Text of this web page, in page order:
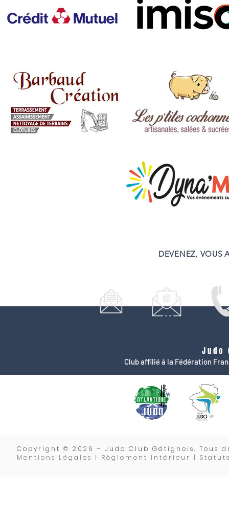
DEVENEZ, VOUS
Judo
Club affilié à la Fédération
Copyrigh t © 2026 – Judo Club Gétignois. Tous
Mentions Légales | Règlement Intérieur |